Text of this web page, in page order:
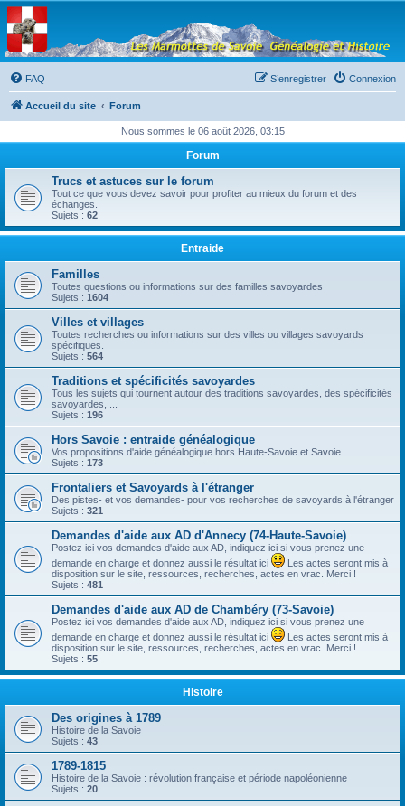
Les Marmottes de
Savoie
Forum d'entraide généalogique
FAQ
Connexion
S’enregistrer
Accueil du site Forum
Nous sommes le 06 août 2026, 03:15
Forum
Trucs et astuces sur le forum
Tout ce que vous devez savoir pour profiter au mieux du forum et des
échanges.
Sujets : 62
Entraide
Familles
Toutes questions ou informations sur des familles savoyardes
Sujets : 1604
Villes et villages
Toutes recherches ou informations sur des villes ou villages savoyards
spécifiques.
Sujets : 564
Traditions et spécificités savoyardes
Tous les sujets qui tournent autour des traditions savoyardes, des spécificités
savoyardes, ...
Sujets : 196
Hors Savoie : entraide généalogique
Vos propositions d'aide généalogique hors Haute-Savoie et Savoie
Sujets : 173
Frontaliers et Savoyards à l'étranger
Des pistes- et vos demandes- pour vos recherches de savoyards à l'étranger
Sujets : 321
Demandes d'aide aux AD d'Annecy (74-Haute-Savoie)
Postez ici vos demandes d'aide aux AD, indiquez ici si vous prenez une
demande en charge et donnez aussi le résultat ici
Les actes seront mis à
disposition sur le site, ressources, recherches, actes en vrac. Merci !
Sujets : 481
Demandes d'aide aux AD de Chambéry (73-Savoie)
Postez ici vos demandes d'aide aux AD, indiquez ici si vous prenez une
demande en charge et donnez aussi le résultat ici
Les actes seront mis à
disposition sur le site, ressources, recherches, actes en vrac. Merci !
Sujets : 55
Histoire
Des origines à 1789
Histoire de la Savoie
Sujets : 43
1789-1815
Histoire de la Savoie : révolution française et période napoléonienne
Sujets : 20